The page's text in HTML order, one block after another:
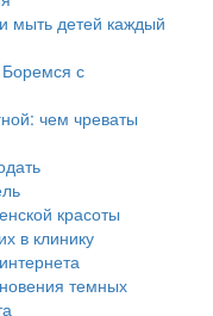
мыть детей каждый
с
чем чреваты
красоты
в клинику
темных